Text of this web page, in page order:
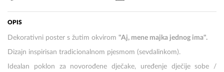
OPIS
Dekorativni poster s žutim okvirom "Aj, mene majka jednog ima".
Dizajn inspirisan tradicionalnom pjesmom (sevdalinkom).
Idealan poklon za novorođene dječake, uređenje dječije sobe /